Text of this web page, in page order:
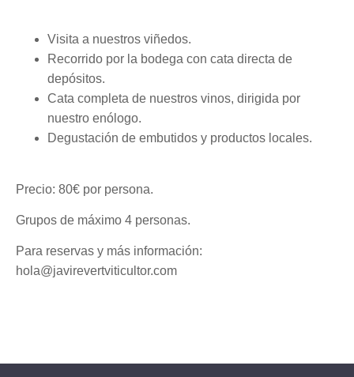
Visita a nuestros viñedos.
Recorrido por la bodega con cata directa de
depósitos.
Cata completa de nuestros vinos, dirigida por
nuestro enólogo.
Degustación de embutidos y productos locales.
Precio: 80€ por persona.
Grupos de máximo 4 personas.
Para reservas y más información:
hola@javirevertviticultor.com